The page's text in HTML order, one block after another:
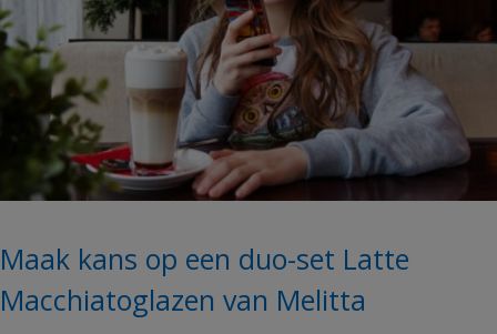
Maak kans op een duo-set Latte
Macchiatoglazen van Melitta